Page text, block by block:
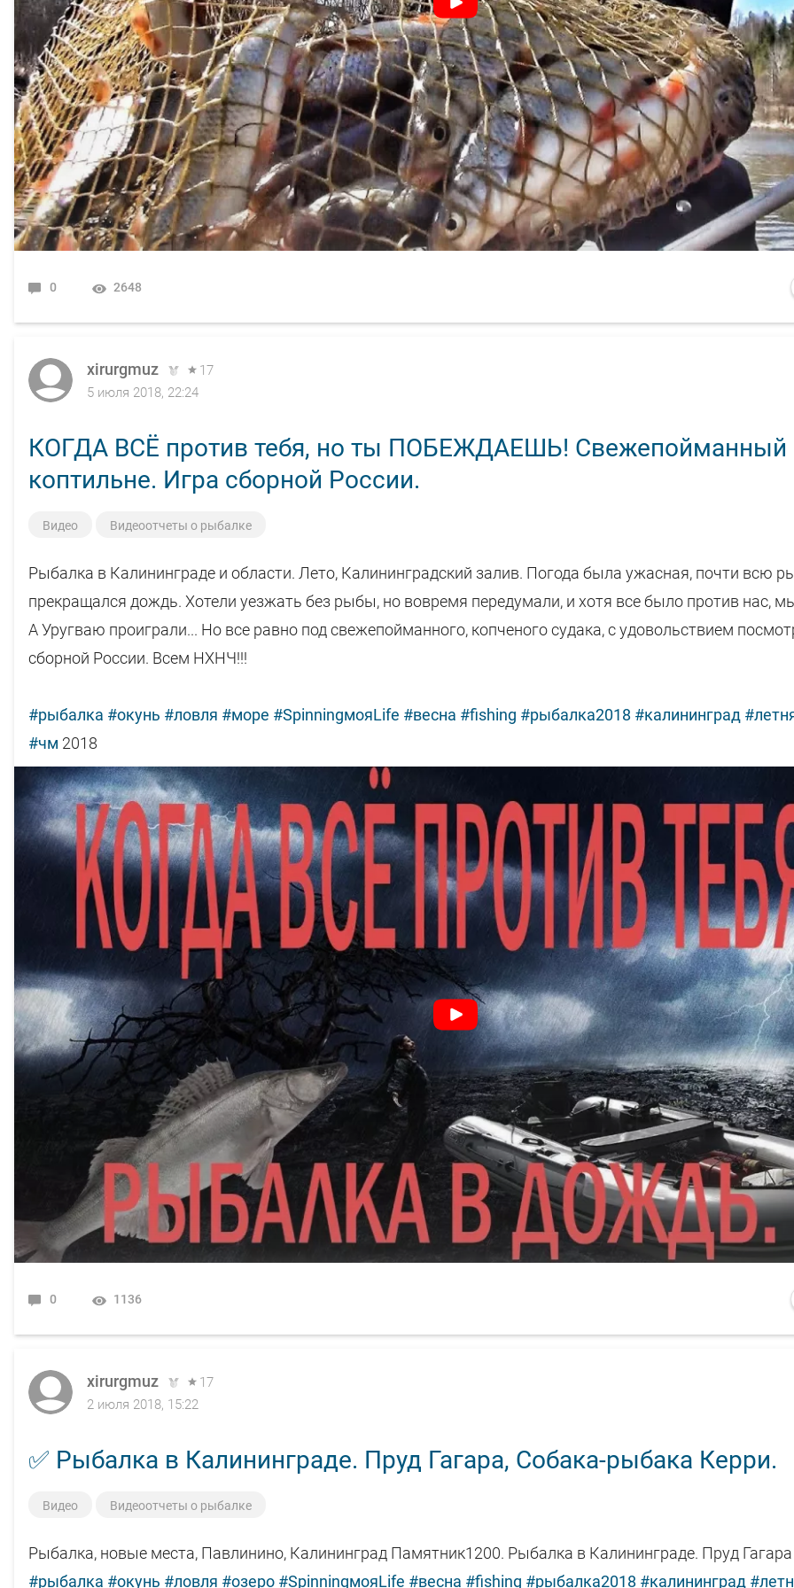
0 2648
xirurgmuz
17
5 июля 2018, 22:24
КОГДА ВСЁ против тебя, но ты ПОБЕЖДАЕШЬ! Свежепойманный
коптильне. Игра сборной России.
Видео Видеоотчеты о рыбалке
Рыбалка в Калининграде и области. Лето, Калининградский залив. Погода была ужасная, почти всю
прекращался дождь. Хотели уезжать без рыбы, но вовремя передумали, и хотя все было против нас,
А Уругваю проиграли... Но все равно под свежепойманного, копченого судака, с удовольствием
сборной России. Всем НХНЧ!!!
#рыбалка #окунь #ловля #море #SpinningмояLife #весна #fishing #рыбалка2018 #калининград
#чм 2018
0 1136
xirurgmuz
17
2 июля 2018, 15:22
✅ Рыбалка в Калининграде. Пруд Гагара, Собака-рыбака Керри.
Видео Видеоотчеты о рыбалке
Рыбалка, новые места, Павлинино, Калининград Памятник1200. Рыбалка в Калининграде. Пруд Гагара
#рыбалка #окунь #ловля #озеро #SpinningмояLife #весна #fishing #рыбалка2018 #калининград